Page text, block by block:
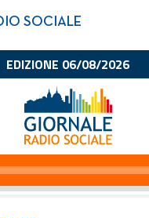
SOCIALE